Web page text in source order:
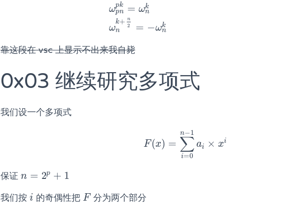
ωpk
pn = ωk
n
ω
k+ n
2
n = −ωk
n
靠这段在 vsc 上显示不出来我自毙
0x03 继续研究多项式
我们设一个多项式
F(x) = ∑
i=0
n−1
ai × xi
F(x)=∑i =0 −1 ai× xi
保证 n = 2p + 1
n=2p+1
我们按 i
i 的奇偶性把 F
F 分为两个部分